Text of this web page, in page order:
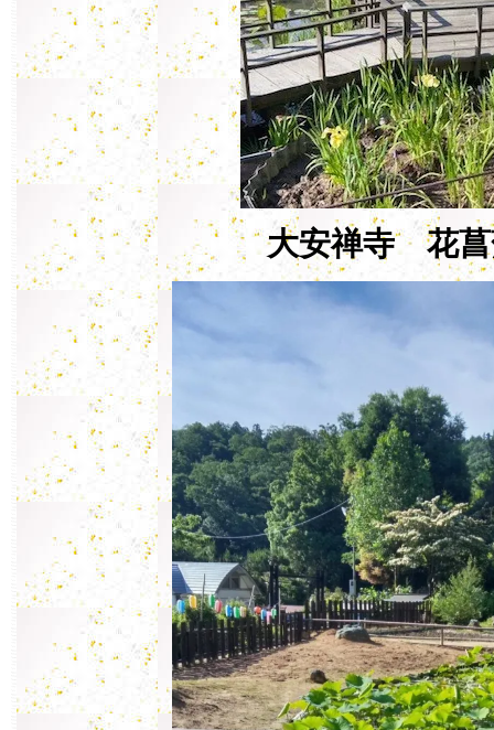
大安禅寺 花菖